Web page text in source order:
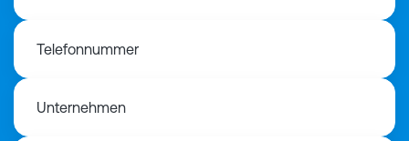
Telefonnummer
Unternehmen